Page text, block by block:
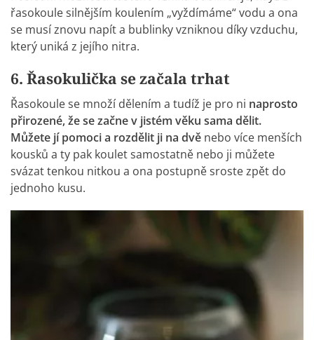
řasokoulesilnějším koulením „vyždímáme“ vodu a ona
se musí znovu napít a bublinky vzniknou díky vzduchu,
který uniká z jejího nitra.
6. Řasokulička se začala trhat
Řasokoulese množí dělením a tudíž je pro ni naprosto
přirozené, že se začne v jistém věku sama dělit.
Můžete jí pomoci a rozdělit ji na dvě nebo více menších
kousků a ty pak koulet samostatně nebo ji můžete
svázat tenkou nitkou a ona postupně sroste zpět do
jednoho kusu.